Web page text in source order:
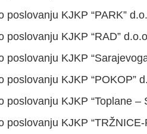
poslovanju KJKP “PARK”
poslovanju KJKP “RAD”
poslovanju KJKP
poslovanju KJKP “POKOP”
poslovanju KJKP “Toplane
poslovanju KJKP